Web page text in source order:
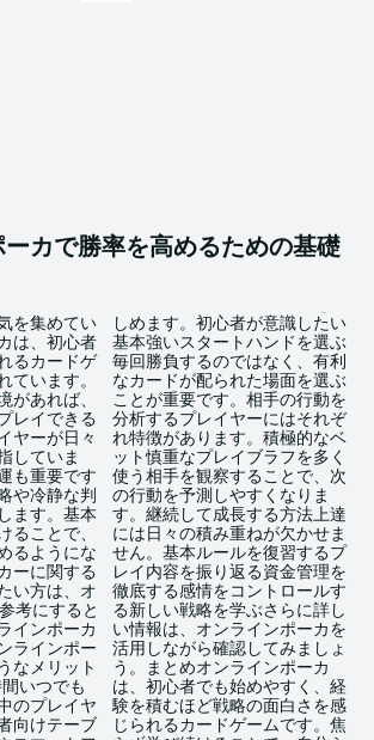
カで勝率を高めるための基礎
を集めてい
は、初心者
るカードゲ
ています。
があれば、
レイできる
ヤーが日々
していま
も重要です
や冷静な判
ます。基本
ることで、
るようにな
ーに関する
い方は、オ
考にすると
インポーカ
ラインポー
なメリット
いつでも
のプレイヤ
向けテーブ
意識したい
ンドを選ぶ
なく、有利
場面を選ぶ
手の行動を
にはそれぞ
積極的なベ
フを多く
ことで、次
すくなりま
る方法上達
が欠かせま
復習するプ
資金管理を
トロールす
さらに詳し
ンポーカを
てみましょ
ンポーカ
すく、経
面白さを感
ムです。焦